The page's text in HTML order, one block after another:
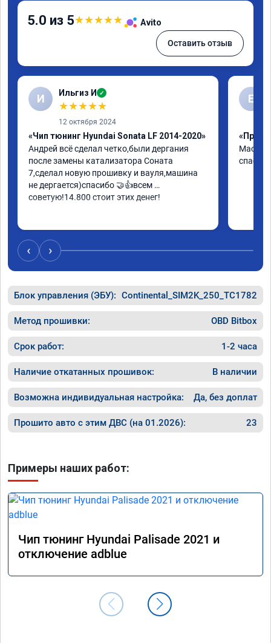
5.0 из 5★★★★★ Avito
Оставить отзыв
И Ильгиз И ✓
★★★★★
12 октября 2024
«Чип тюнинг Hyundai Sonata LF 2014-2020»
Андрей всё сделал четко,были дергания
после замены катализатора Соната
7,сделал новую прошивку и вауля,машина
не дергается)спасибо 🤝👍всем
советую!14.800 стоит этих денег!
Е
Мастер
‹ ›
Блок управления (ЭБУ): Continental_SIM2K_250_TC1782
Метод прошивки: OBD Bitbox
Срок работ: 1-2 часа
Наличие откатанных прошивок: В наличии
Возможна индивидуальная настройка: Да, без доплат
Прошито авто с этим ДВС (на 01.2026): 23
Примеры наших работ:
Чип тюнинг Hyundai Palisade 2021 и
отключение adblue